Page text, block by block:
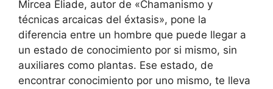
Mircea Eliade, autor de «Chamanismo y
técnicas arcaicas del éxtasis», pone la
diferencia entre un hombre que puede llegar a
un estado de conocimiento por si mismo, sin
auxiliares como plantas. Ese estado, de
encontrar conocimiento por uno mismo, te lleva